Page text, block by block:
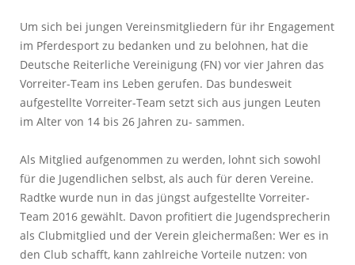
Um sich bei jungen Vereinsmitgliedern für ihr Engagement
im Pferdesport zu bedanken und zu belohnen, hat die
Deutsche Reiterliche Vereinigung (FN) vor vier Jahren das
Vorreiter-Team ins Leben gerufen. Das bundesweit
aufgestellte Vorreiter-Team setzt sich aus jungen Leuten
im Alter von 14 bis 26 Jahren zu- sammen.
Als Mitglied aufgenommen zu werden, lohnt sich sowohl
für die Jugendlichen selbst, als auch für deren Vereine.
Radtke wurde nun in das jüngst aufgestellte Vorreiter-
Team 2016 gewählt. Davon profitiert die Jugendsprecherin
als Clubmitglied und der Verein gleichermaßen: Wer es in
den Club schafft, kann zahlreiche Vorteile nutzen: von